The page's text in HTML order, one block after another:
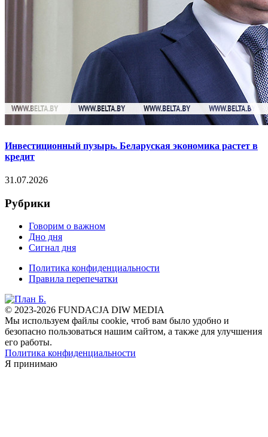
Инвестиционный пузырь. Беларуская экономика растет в
кредит
31.07.2026
Рубрики
Говорим о важном
Дно дня
Сигнал дня
Политика конфиденциальности
Правила перепечатки
© 2023-2026 FUNDACJA DIW MEDIA
Мы используем файлы cookie, чтоб вам было удобно и
безопасно пользоваться нашим сайтом, а также для улучшения
его работы.
Политика конфиденциальности
Я принимаю